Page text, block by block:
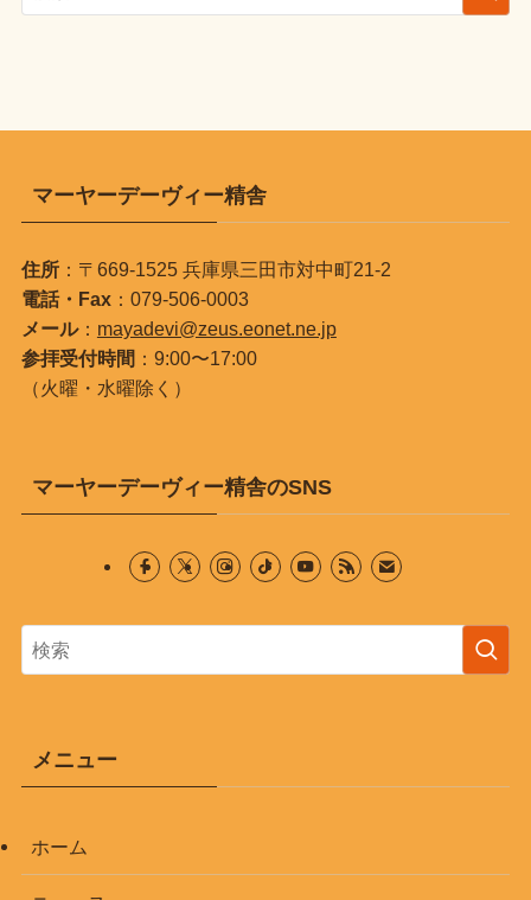
マーヤーデーヴィー精舎
住所：〒669-1525 兵庫県三田市対中町21-2
電話・Fax：079-506-0003
メール： mayadevi@zeus.eonet.ne.jp
参拝受付時間 ：9:00〜17:00
（火曜・水曜除く）
マーヤーデーヴィー精舎のSNS
メニュー
ホーム